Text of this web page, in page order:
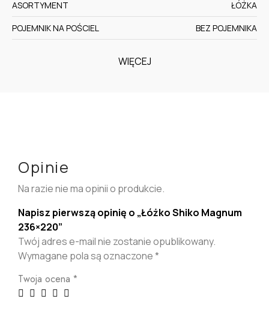
ASORTYMENT
ŁÓŻKA
POJEMNIK NA POŚCIEL
BEZ POJEMNIKA
WIĘCEJ
Opinie
Na razie nie ma opinii o produkcie.
Napisz pierwszą opinię o „Łóżko Shiko Magnum
236×220”
Twój adres e-mail nie zostanie opublikowany.
Wymagane pola są oznaczone*
Twoja ocena *